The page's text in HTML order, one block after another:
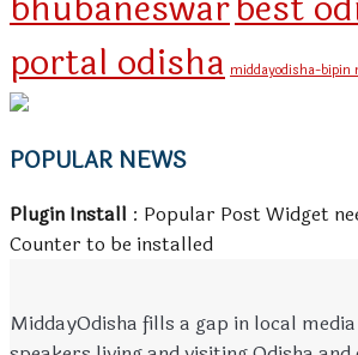
portal odisha middayodisha-bipin
POPULAR NEWS
Plugin Install : Popular Post Widget
Counter to be installed
MiddayOdisha fills a gap in local